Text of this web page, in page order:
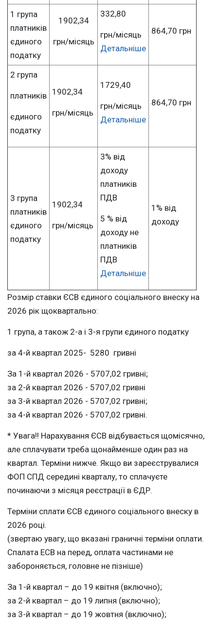
1 група
платників
єдиного
податку
1902,34
грн/місяць
332,80
грн/місяць
Детальніше
864,70 грн
2 група
платників
єдиного
податку
1902,34
грн/місяць
1729,40
грн/місяць
Детальніше
864,70 грн
3 група
платників
єдиного
податку
1902,34
грн/місяць
3% від
доходу
платників
ПДВ
5 % від
доходу не
платників
ПДВ
Детальніше
1% від
доходу
Розмір ставки ЄСВ єдиного соціального внеску на
2026 рік щоквартально:
1 група, а також 2-а і 3-я групи єдиного податку
за 4-й квартал 2025- 5280 гривні
За 1-й квартал 2026 - 5707,02 гривні;
за 2-й квартал 2026 - 5707,02 гривні
за 3-й квартал 2026 - 5707,02 гривні;
за 4-й квартал 2026 - 5707,02 гривні.
* Увага!! Нарахування ЄСВ відбувається щомісячно,
але сплачувати треба щонайменше один раз на
квартал. Терміни нижче. Якщо ви зареєструвалися
ФОП СПД середині кварталу, то сплачуєте
починаючи з місяця реєстрації в ЄДР.
Терміни сплати ЄСВ єдиного соціального внеску в
2026 році.
(звертаю увагу, що вказані граничні терміни оплати.
Спалата ЕСВ на перед, оплата частинами не
забороняється, головне не пізніше)
За 1-й квартал – до 19 квітня (включно);
за 2-й квартал – до 19 липня (включно);
за 3-й квартал – до 19 жовтня (включно);